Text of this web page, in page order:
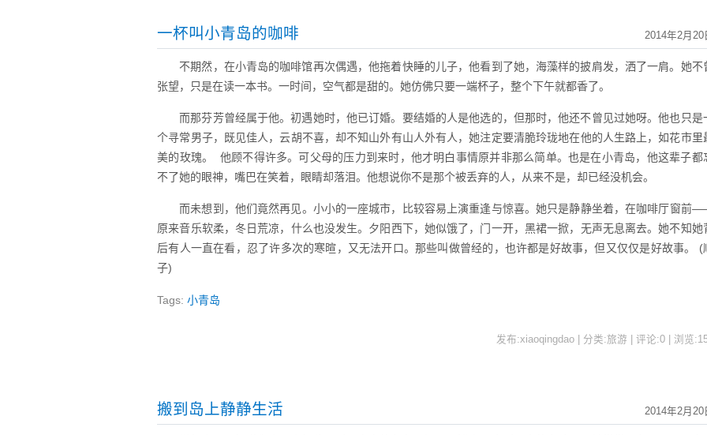
2014年2月20
一杯叫小青岛的咖啡
不期然，在小青岛的咖啡馆再次偶遇，他拖着快睡的儿子，他看到了她，海藻样的披肩发，洒了一肩。她不
张望，只是在读一本书。一时间，空气都是甜的。她仿佛只要一端杯子，整个下午就都香了。
而那芬芳曾经属于他。初遇她时，他已订婚。要结婚的人是他选的，但那时，他还不曾见过她呀。他也只是
个寻常男子，既见佳人，云胡不喜，却不知山外有山人外有人，她注定要清脆玲珑地在他的人生路上，如花市里
美的玫瑰。 他顾不得许多。可父母的压力到来时，他才明白事情原并非那么简单。也是在小青岛，他这辈子都
不了她的眼神，嘴巴在笑着，眼睛却落泪。他想说你不是那个被丢弃的人，从来不是，却已经没机会。
而未想到，他们竟然再见。小小的一座城市，比较容易上演重逢与惊喜。她只是静静坐着，在咖啡厅窗前
原来音乐软柔，冬日荒凉，什么也没发生。夕阳西下，她似饿了，门一开，黑裙一掀，无声无息离去。她不知她
后有人一直在看，忍了许多次的寒暄，又无法开口。那些叫做曾经的，也许都是好故事，但又仅仅是好故事。 (
子)
Tags:小青岛
发布:xiaoqingdao | 分类:旅游 | 评论:0 | 浏览:
2014年2月20
搬到岛上静静生活